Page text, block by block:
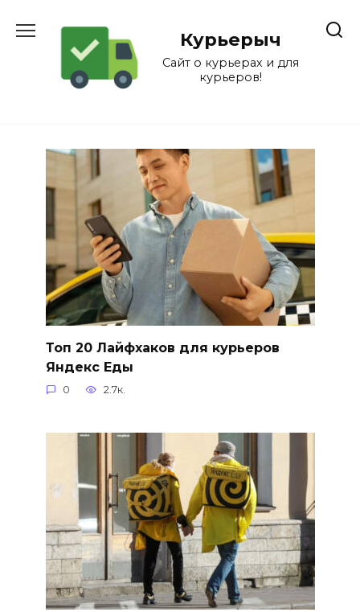
содержанию
Курьерыч
Сайт о курьерах и для
курьеров!
Топ 20 Лайфхаков для курьеров
Яндекс Еды
0 2.7к.